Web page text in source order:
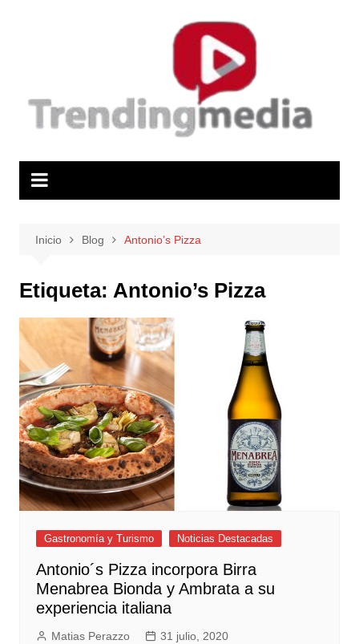
Inicio Blog Antonio’s Pizza
Etiqueta: Antonio’s Pizza
Gastronomía y Turismo Noticias Destacadas
Antonio´s Pizza incorpora Birra
Menabrea Bionda y Ambrata a su
experiencia italiana
Matias Perazzo 31 julio, 2020